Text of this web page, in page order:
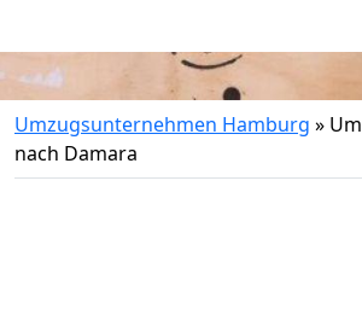
Umzugsunternehmen Hamburg »
nach Damara